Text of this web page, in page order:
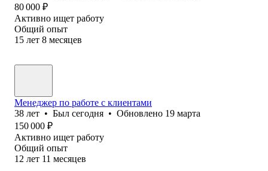
80 000 ₽
Активно ищет работу
Общий опыт
15 лет 8 месяцев
Менеджер по работе с клиентами
38 лет • Был сегодня • Обновлено 19 марта
150 000 ₽
Активно ищет работу
Общий опыт
12 лет 11 месяцев